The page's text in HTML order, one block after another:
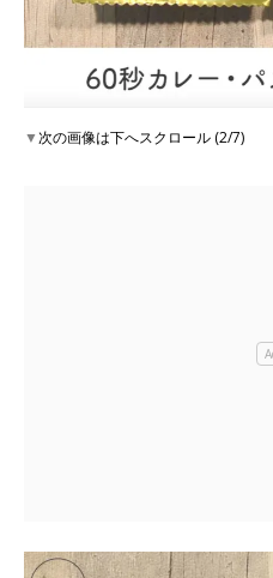
▼次の画像は下へスクロール (2/7)